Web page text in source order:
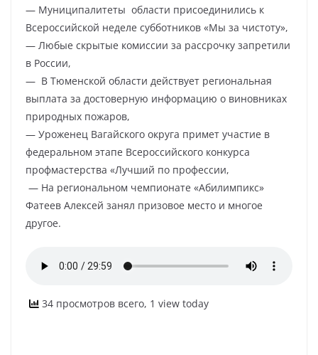
— Муниципалитеты области присоединились к
Всероссийской неделе субботников «Мы за чистоту»,
— Любые скрытые комиссии за рассрочку запретили
в России,
— В Тюменской области действует региональная
выплата за достоверную информацию о виновниках
природных пожаров,
— Уроженец Вагайского округа примет участие в
федеральном этапе Всероссийского конкурса
профмастерства «Лучший по профессии,
— На региональном чемпионате «Абилимпикс»
Фатеев Алексей занял призовое место и многое
другое.
34 просмотров всего, 1 view today